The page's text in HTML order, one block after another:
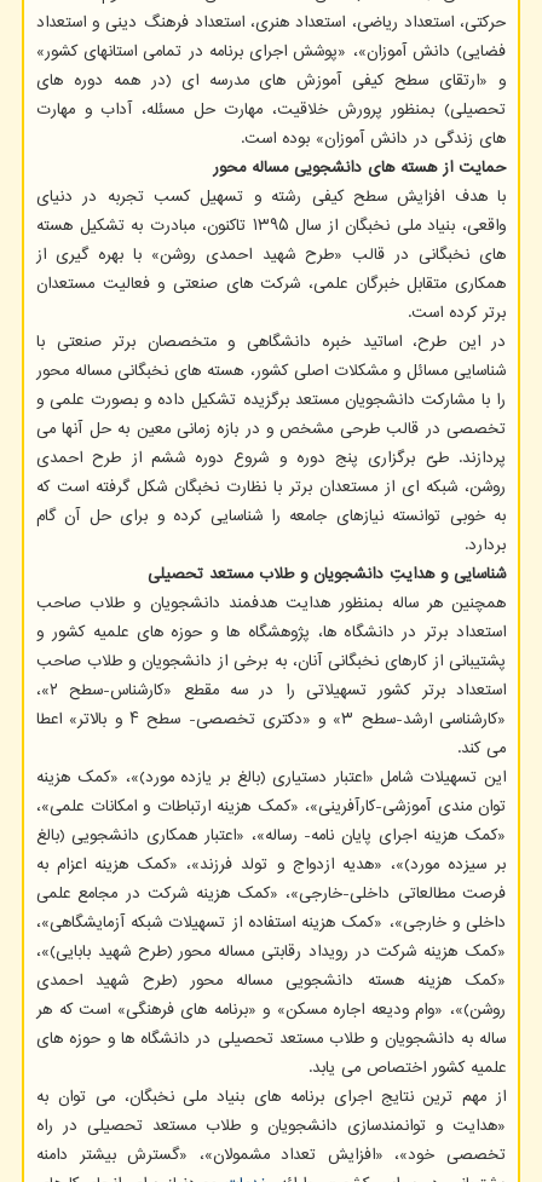
حرکتی، استعداد ریاضی، استعداد هنری، استعداد فرهنگ دینی و استعداد
فضایی) دانش آموزان»، «پوشش اجرای برنامه در تمامی استانهای کشور»
و «ارتقای سطح کیفی آموزش های مدرسه ای (در همه دوره های
تحصیلی) بمنظور پرورش خلاقیت، مهارت حل مسئله، آداب و مهارت
های زندگی در دانش آموزان» بوده است.
حمایت از هسته های دانشجویی مساله محور
با هدف افزایش سطح کیفی رشته و تسهیل کسب تجربه در دنیای
واقعی، بنیاد ملی نخبگان از سال ۱۳۹۵ تاکنون، مبادرت به تشکیل هسته
های نخبگانی در قالب «طرح شهید احمدی روشن» با بهره گیری از
همکاری متقابل خبرگان علمی، شرکت های صنعتی و فعالیت مستعدان
برتر کرده است.
در این طرح، اساتید خبره دانشگاهی و متخصصان برتر صنعتی با
شناسایی مسائل و مشکلات اصلی کشور، هسته های نخبگانی مساله محور
را با مشارکت دانشجویان مستعد برگزیده تشکیل داده و بصورت علمی و
تخصصی در قالب طرحی مشخص و در بازه زمانی معین به حل آنها می
پردازند. طیّ برگزاری پنج دوره و شروع دوره ششم از طرح احمدی
روشن، شبکه ای از مستعدان برتر با نظارت نخبگان شکل گرفته است که
به خوبی توانسته نیازهای جامعه را شناسایی کرده و برای حل آن گام
بردارد.
شناسایی و هدایتِ دانشجویان و طلاب مستعد تحصیلی
همچنین هر ساله بمنظور هدایت هدفمند دانشجویان و طلاب صاحب
استعداد برتر در دانشگاه ها، پژوهشگاه ها و حوزه های علمیه کشور و
پشتیبانی از کارهای نخبگانی آنان، به برخی از دانشجویان و طلاب صاحب
استعداد برتر کشور تسهیلاتی را در سه مقطع «کارشناس-سطح ۲»،
«کارشناسی ارشد-سطح ۳» و «دکتری تخصصی- سطح ۴ و بالاتر» اعطا
می کند.
این تسهیلات شامل «اعتبار دستیاری (بالغ بر یازده مورد)»، «کمک هزینه
توان مندی آموزشی-کارآفرینی»، «کمک هزینه ارتباطات و امکانات علمی»،
«کمک هزینه اجرای پایان نامه- رساله»، «اعتبار همکاری دانشجویی (بالغ
بر سیزده مورد)»، «هدیه ازدواج و تولد فرزند»، «کمک هزینه اعزام به
فرصت مطالعاتی داخلی-خارجی»، «کمک هزینه شرکت در مجامع علمی
داخلی و خارجی»، «کمک هزینه استفاده از تسهیلات شبکه آزمایشگاهی»،
«کمک هزینه شرکت در رویداد رقابتی مساله محور (طرح شهید بابایی)»،
«کمک هزینه هسته دانشجویی مساله محور (طرح شهید احمدی
روشن)»، «وام ودیعه اجاره مسکن» و «برنامه های فرهنگی» است که هر
ساله به دانشجویان و طلاب مستعد تحصیلی در دانشگاه ها و حوزه های
علمیه کشور اختصاص می یابد.
از مهم ترین نتایج اجرای برنامه های بنیاد ملی نخبگان، می توان به
«هدایت و توانمندسازی دانشجویان و طلاب مستعد تحصیلی در راه
تخصصی خود»، «افزایش تعداد مشمولان»، «گسترش بیشتر دامنه